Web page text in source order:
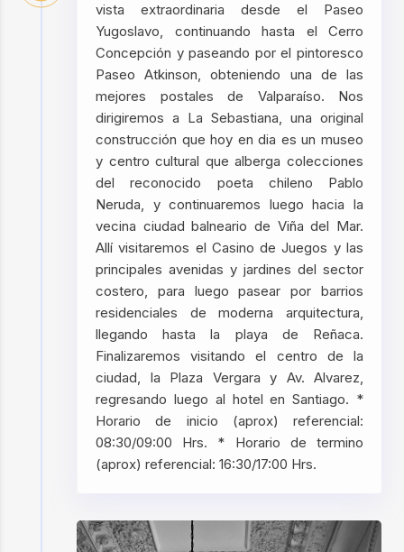
vista extraordinaria desde el Paseo
Yugoslavo, continuando hasta el Cerro
Concepción y paseando por el pintoresco
Paseo Atkinson, obteniendo una de las
mejores postales de Valparaíso. Nos
dirigiremos a La Sebastiana, una original
construcción que hoy en dia es un museo
y centro cultural que alberga colecciones
del reconocido poeta chileno Pablo
Neruda, y continuaremos luego hacia la
vecina ciudad balneario de Viña del Mar.
Allí visitaremos el Casino de Juegos y las
principales avenidas y jardines del sector
costero, para luego pasear por barrios
residenciales de moderna arquitectura,
llegando hasta la playa de Reñaca.
Finalizaremos visitando el centro de la
ciudad, la Plaza Vergara y Av. Alvarez,
regresando luego al hotel en Santiago. *
Horario de inicio (aprox) referencial:
08:30/09:00 Hrs. * Horario de termino
(aprox) referencial: 16:30/17:00 Hrs.